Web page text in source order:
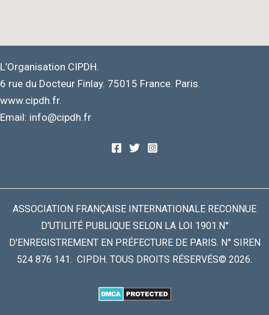
L’Organisation CIPDH.
6 rue du Docteur Finlay. 75015 France. Paris.
www.cipdh.fr.
Email: info@cipdh.fr
ASSOCIATION FRANÇAISE INTERNATIONALE RECONNUE
D'UTILITÉ PUBLIQUE SELON LA LOI 1901.N°
D'ENREGISTREMENT EN PRÉFECTURE DE PARIS. N° SIREN
524 876 141. CIPDH. TOUS DROITS RÉSERVÉS© 2026.